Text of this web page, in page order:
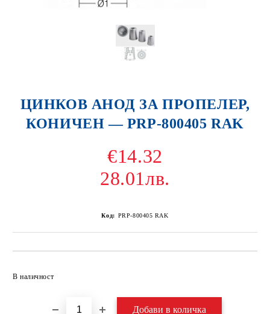
ЦИНКОВ АНОД ЗА ПРОПЕЛЕР,
КОНИЧЕН — PRP-800405 RAK
€14.32
28.01лв.
Код: PRP-800405 RAK
В наличност